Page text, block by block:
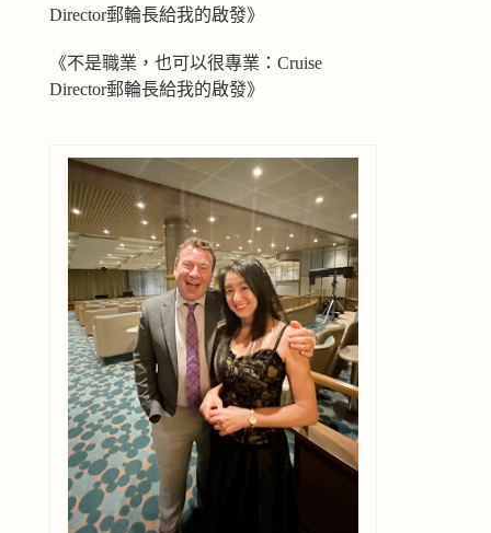
Director郵輪長給我的啟發》
《不是職業，也可以很專業：Cruise
Director郵輪長給我的啟發》